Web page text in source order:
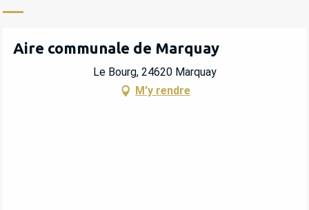
Aire communale de Marquay
Le Bourg, 24620 Marquay
M'y rendre